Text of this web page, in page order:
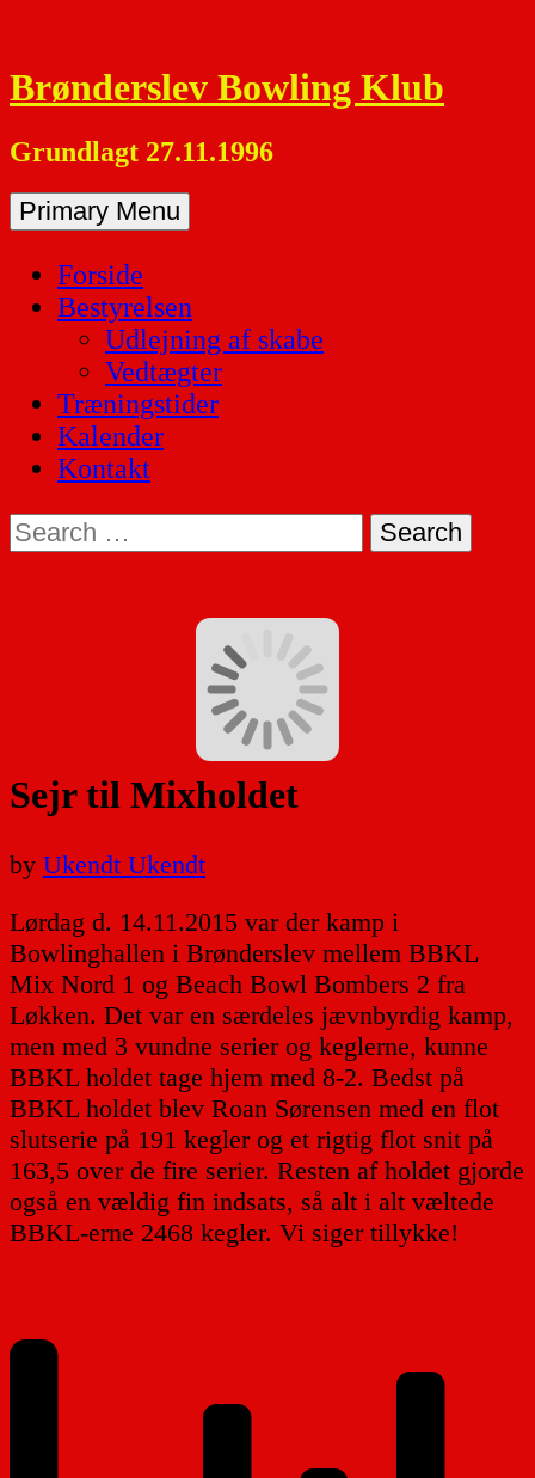
content
Brønderslev Bowling Klub
Grundlagt 27.11.1996
Primary Menu
Forside
Bestyrelsen
Udlejning af skabe
Vedtægter
Træningstider
Kalender
Kontakt
Search
for:
Sejr til Mixholdet
by Ukendt Ukendt
Lørdag d. 14.11.2015 var der kamp i
Bowlinghallen i Brønderslev mellem BBKL
Mix Nord 1 og Beach Bowl Bombers 2 fra
Løkken. Det var en særdeles jævnbyrdig kamp,
men med 3 vundne serier og keglerne, kunne
BBKL holdet tage hjem med 8-2. Bedst på
BBKL holdet blev Roan Sørensen med en flot
slutserie på 191 kegler og et rigtig flot snit på
163,5 over de fire serier. Resten af holdet gjorde
også en vældig fin indsats, så alt i alt væltede
BBKL-erne 2468 kegler. Vi siger tillykke!